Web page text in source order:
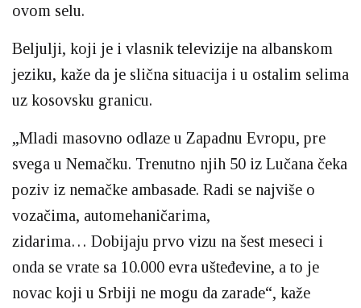
ovom selu.
Beljulji, koji je i vlasnik televizije na albanskom
jeziku, kaže da je slična situacija i u ostalim selima
uz kosovsku granicu.
„Mladi masovno odlaze u Zapadnu Evropu, pre
svega u Nemačku. Trenutno njih 50 iz Lučana čeka
poziv iz nemačke ambasade. Radi se najviše o
vozačima, automehaničarima,
zidarima… Dobijaju prvo vizu na šest meseci i
onda se vrate sa 10.000 evra ušteđevine, a to je
novac koji u Srbiji ne mogu da zarade“, kaže